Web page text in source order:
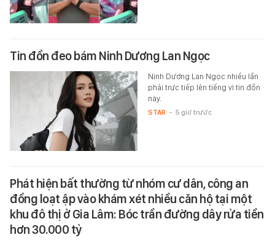
Tin đồn đeo bám Ninh Dương Lan Ngọc
Ninh Dương Lan Ngọc nhiều lần
phải trực tiếp lên tiếng vì tin đồn
này.
STAR - 5 giờ trước
Phát hiện bất thường từ nhóm cư dân, công an
đồng loạt ập vào khám xét nhiều căn hộ tại một
khu đô thị ở Gia Lâm: Bóc trần đường dây rửa tiền
hơn 30.000 tỷ